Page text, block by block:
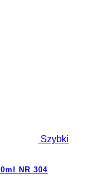
Szybki
NR 304